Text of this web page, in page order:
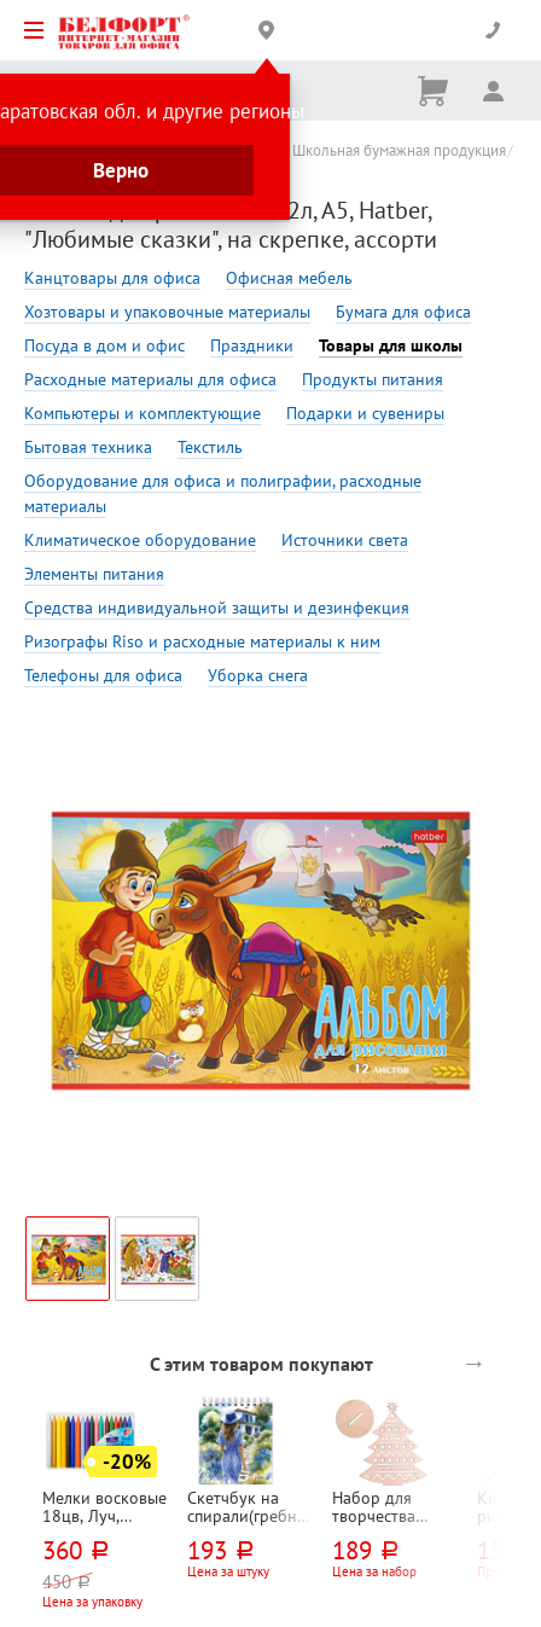
обл. и другие регионы
Верно
Корзина
Ничего
Сделано в России Товары для школы
Школьная бумажная продукция
Альбомы для рисования
Альбом для рисования 12л, А5, Hatber,
"Любимые сказки", на скрепке, ассорти
Канцтовары для офиса
Офисная мебель
Хозтовары и упаковочные материалы
Бумага для офиса
Посуда в дом и офис
Праздники
Товары для школы
Расходные материалы для офиса
Продукты питания
Компьютеры и комплектующие
Подарки и сувениры
Бытовая техника
Текстиль
Оборудование для офиса и полиграфии, расходные
материалы
Климатическое оборудование
Источники света
Элементы питания
Средства индивидуальной защиты и дезинфекция
Ризографы Riso и расходные материалы к ним
Телефоны для офиса
Уборка снега
С этим товаром покупают →
-20%
Мелки восковые
18цв, Луч,
палитра",
диаметр
грифеля 9,5мм,
картон. уп., +
360 руб.
450 руб.
Цена за упаковку
Скетчбук на
спирали(гребне),
офсет, Светоч,
"Лавандовые
193 руб.
Цена за штуку
Набор для
творчества
"Елочка-звезда",
фанера,
189 руб.
Цена за набор
Кисть
круглая
15,73
При